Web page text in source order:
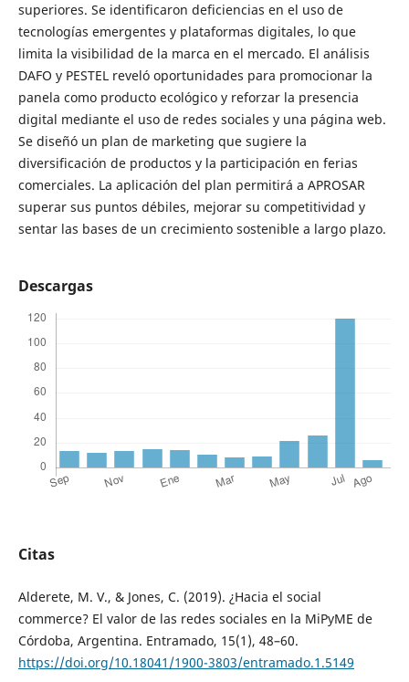
superiores. Se identificaron deficiencias en el uso de
tecnologías emergentes y plataformas digitales, lo que
limita la visibilidad de la marca en el mercado. El análisis
DAFO y PESTEL reveló oportunidades para promocionar la
panela como producto ecológico y reforzar la presencia
digital mediante el uso de redes sociales y una página web.
Se diseñó un plan de marketing que sugiere la
diversificación de productos y la participación en ferias
comerciales. La aplicación del plan permitirá a APROSAR
superar sus puntos débiles, mejorar su competitividad y
sentar las bases de un crecimiento sostenible a largo plazo.
Descargas
Citas
Alderete, M. V., & Jones, C. (2019). ¿Hacia el social
commerce? El valor de las redes sociales en la MiPyME de
Córdoba, Argentina. Entramado, 15(1), 48–60.
https://doi.org/10.18041/1900-3803/entramado.1.5149